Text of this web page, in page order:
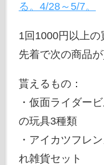
る。4/28～5/7。
1回1000円以上の
先着で次の商品が
貰えるもの：
・仮面ライダー
の玩具3種類
・アイカツフレ
れ雑貨セット